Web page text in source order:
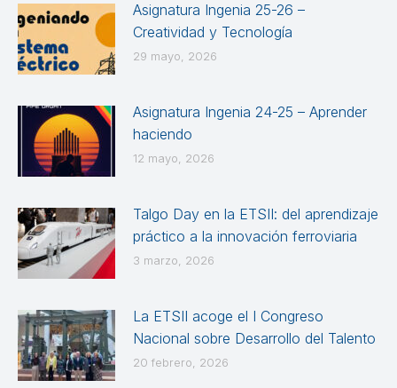
Asignatura Ingenia 25-26 –
Creatividad y Tecnología
29 mayo, 2026
Asignatura Ingenia 24-25 – Aprender
haciendo
12 mayo, 2026
Talgo Day en la ETSII: del aprendizaje
práctico a la innovación ferroviaria
3 marzo, 2026
La ETSII acoge el I Congreso
Nacional sobre Desarrollo del Talento
20 febrero, 2026